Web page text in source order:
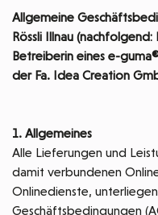
Allgemeine
Rössli Illnau (nachfolgend:
Betreiberin eines e-
der Fa. Idea Creation
1. Allgemeines
Alle Lieferungen und
damit verbundenen
Onlinedienste,
Geschäftsbedingungen